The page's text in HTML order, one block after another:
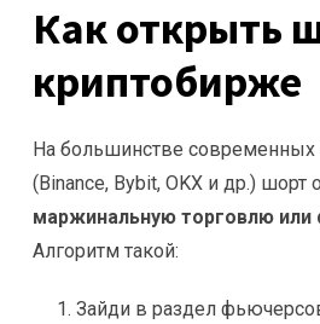
Как открыть
криптобирже
На большинстве современных
(Binance, Bybit, OKX и др.) шорт
маржинальную торговлю
Алгоритм такой:
Зайди в раздел